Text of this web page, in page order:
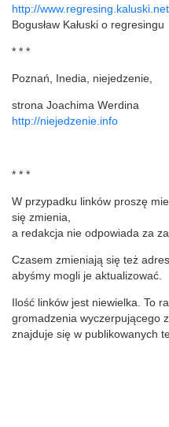
http://
Bogusław Kałuski o regresingu
* * *
Poznań, Inedia, niejedzenie,
strona Joachima Werdina
http://niejedzenie.info
* * *
W przypadku linków proszę
się zmienia,
a redakcja nie odpowiada za
Czasem zmieniają się też
abyśmy mogli je aktualizować.
Ilość linków jest niewielka. To
gromadzenia wyczerpującego
znajduje się w publikowanych